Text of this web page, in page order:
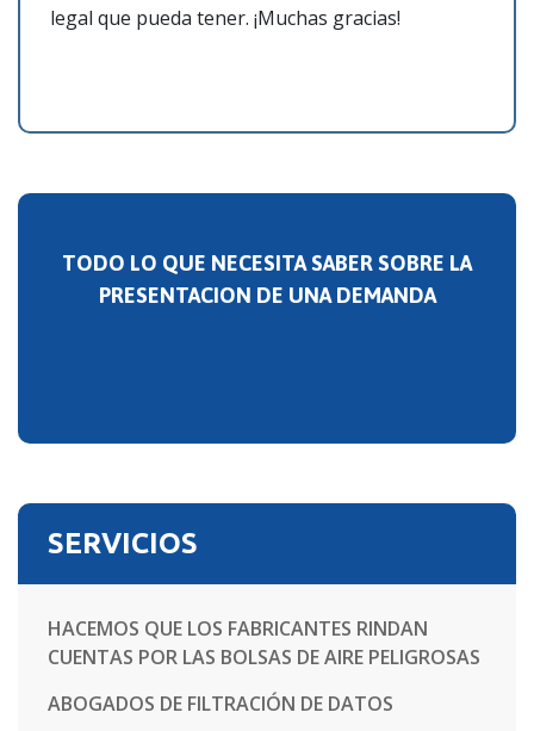
legal que pueda tener. ¡Muchas gracias!
TODO LO QUE NECESITA SABER SOBRE LA
PRESENTACION DE UNA DEMANDA
SERVICIOS
HACEMOS QUE LOS FABRICANTES RINDAN
CUENTAS POR LAS BOLSAS DE AIRE PELIGROSAS
ABOGADOS DE FILTRACIÓN DE DATOS